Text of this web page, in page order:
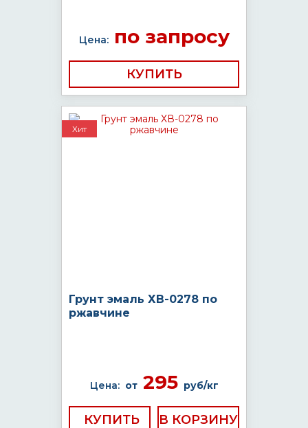
Цена:по запросу
КУПИТЬ
Хит
Грунт эмаль ХВ-0278 по
ржавчине
Цена: от295 руб/кг
КУПИТЬ